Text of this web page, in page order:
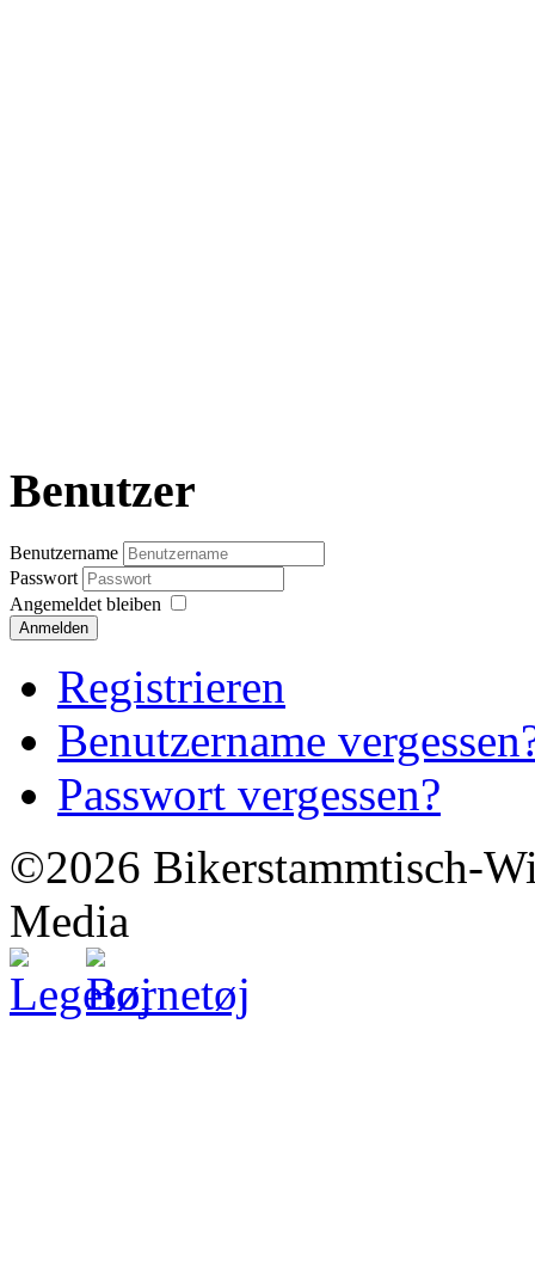
Benutzer
Benutzername
Passwort
Angemeldet bleiben
Anmelden
Registrieren
Benutzername
Passwort vergessen?
©2026 Bikerstammtisch-
Media